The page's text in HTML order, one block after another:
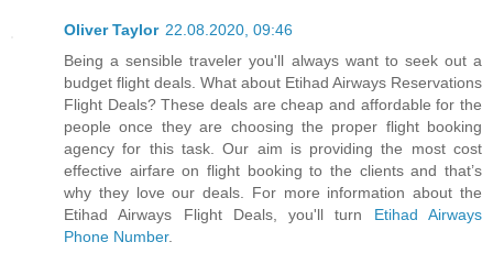
Oliver Taylor 22.08.2020, 09:46
Being a sensible traveler you'll always want to seek out a
budget flight deals. What about Etihad Airways Reservations
Flight Deals? These deals are cheap and affordable for the
people once they are choosing the proper flight booking
agency for this task. Our aim is providing the most cost
effective airfare on flight booking to the clients and that’s
why they love our deals. For more information about the
Etihad Airways Flight Deals, you'll turn Etihad Airways
Phone Number.